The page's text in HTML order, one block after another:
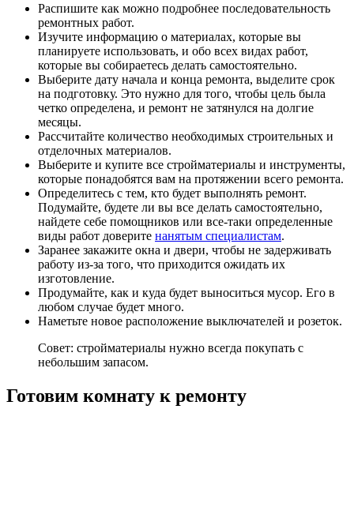
Распишите как можно подробнее последовательность
ремонтных работ.
Изучите информацию о материалах, которые вы
планируете использовать, и обо всех видах работ,
которые вы собираетесь делать самостоятельно.
Выберите дату начала и конца ремонта, выделите срок
на подготовку. Это нужно для того, чтобы цель была
четко определена, и ремонт не затянулся на долгие
месяцы.
Рассчитайте количество необходимых строительных и
отделочных материалов.
Выберите и купите все стройматериалы и инструменты,
которые понадобятся вам на протяжении всего ремонта.
Определитесь с тем, кто будет выполнять ремонт.
Подумайте, будете ли вы все делать самостоятельно,
найдете себе помощников или все-таки определенные
виды работ доверите нанятым специалистам.
Заранее закажите окна и двери, чтобы не задерживать
работу из-за того, что приходится ожидать их
изготовление.
Продумайте, как и куда будет выноситься мусор. Его в
любом случае будет много.
Наметьте новое расположение выключателей и розеток.
Совет: стройматериалы нужно всегда покупать с
небольшим запасом.
Готовим комнату к ремонту